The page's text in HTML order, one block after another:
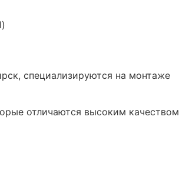
специализируются на монтаже
отличаются высоким качеством